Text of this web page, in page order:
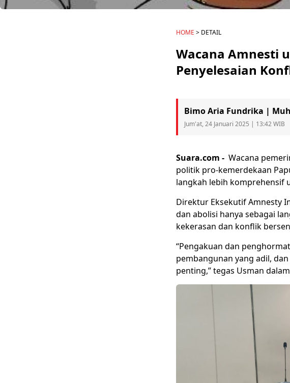
HOME > DETAIL
Wacana Amnesti
Penyelesaian
Bimo Aria Fundrika |
Jum'at, 24 Januari 2025 | 13:42 WIB
Suara.com - Wacana
politikpro-kemerdekaan
langkah lebih komprehensif
Direktur Eksekutif Amnesty
dan abolisi hanya sebagai
kekerasan dan konflik
“Pengakuan dan
pembangunan yang adil,
penting,” tegas Usman